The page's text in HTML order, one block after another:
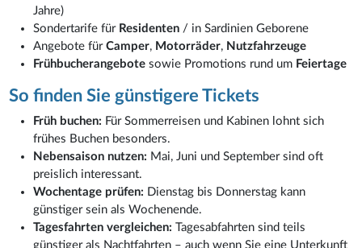
Jahre)
Sondertarife für Residenten / in Sardinien Geborene
Angebote fürCamper, Motorräder, Nutzfahrzeuge
Frühbucherangebotesowie Promotions rund um Feiertage
So finden Sie günstigere Tickets
Früh buchen: Für Sommerreisen und Kabinen lohnt sich
frühes Buchen besonders.
Nebensaison nutzen: Mai, Juni und September sind oft
preislich interessant.
Wochentage prüfen: Dienstag bis Donnerstag kann
günstiger sein als Wochenende.
Tagesfahrten vergleichen: Tagesabfahrten sind teils
günstiger als Nachtfahrten – auch wenn Sie eine Unterkunft